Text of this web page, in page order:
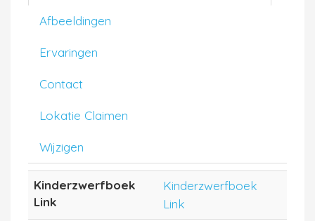
Afbeeldingen
Ervaringen
Contact
Lokatie Claimen
Wijzigen
Kinderzwerfboek
Link
Kinderzwerfboek
Link